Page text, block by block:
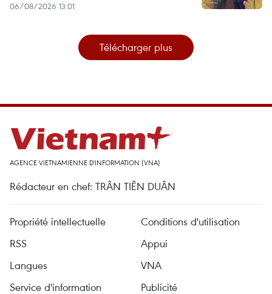
06/08/2026 13:01
Télécharger plus
AGENCE VIETNAMIENNE D'INFORMATION (VNA)
Rédacteur en chef: TRÂN TIÊN DUÂN
Propriété intellectuelle
Conditions d'utilisation
RSS
Appui
Langues
VNA
Service d'information
Publicité